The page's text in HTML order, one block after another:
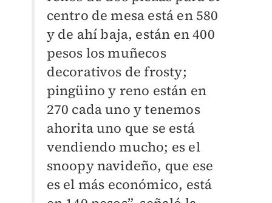
centro de mesa está en 580
y de ahí baja, están en 400
pesos los muñecos
decorativos de frosty;
pingüino y reno están en
270 cada uno y tenemos
ahorita uno que se está
vendiendo mucho; es el
snoopy navideño, que ese
es el más económico, está